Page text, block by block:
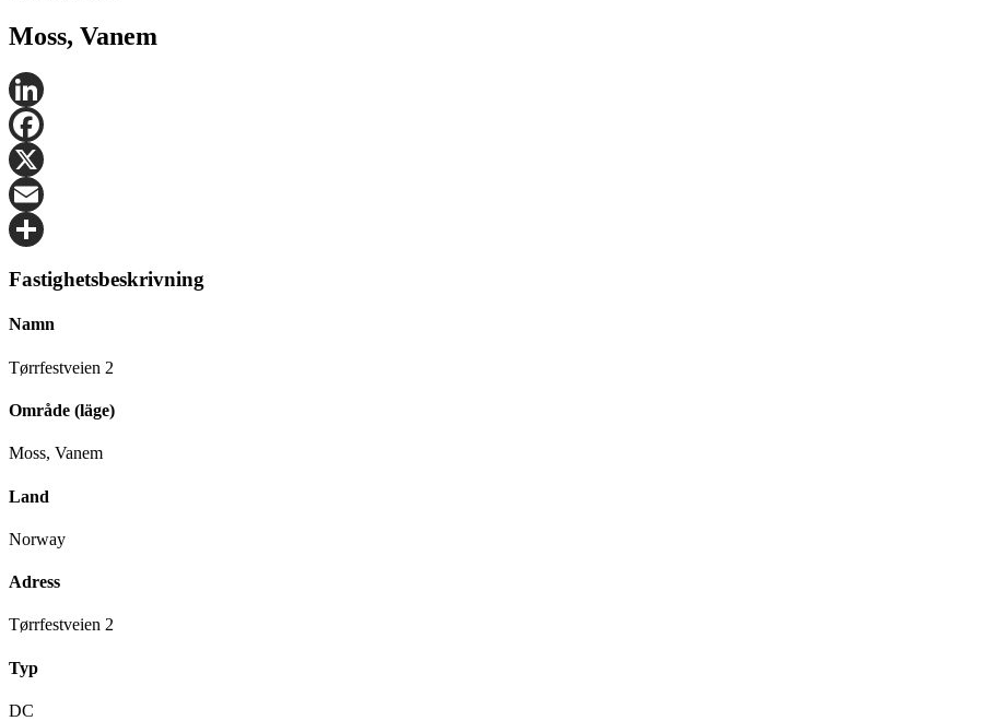
Moss, Vanem
LinkedIn
Facebook
X
Email
Fastighetsbeskrivning
Namn
Tørrfestveien 2
Område (läge)
Moss, Vanem
Land
Norway
Adress
Tørrfestveien 2
Typ
DC